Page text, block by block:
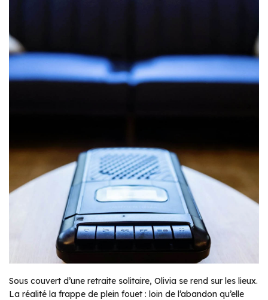
Sous couvert d’une retraite solitaire, Olivia se rend sur les lieux.
La réalité la frappe de plein fouet : loin de l’abandon qu’elle